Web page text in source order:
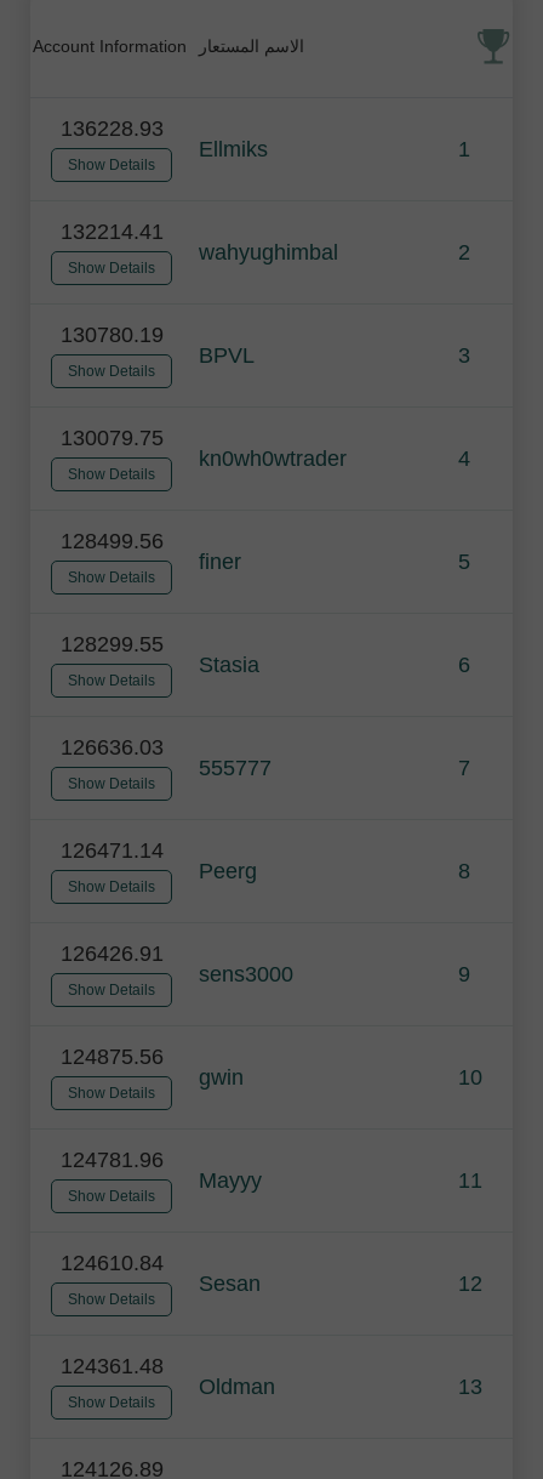
الاسم المستعار Account Information
1
Ellmiks
136228.93
Show Details
2
wahyughimbal
132214.41
Show Details
3
BPVL
130780.19
Show Details
4
kn0wh0wtrader
130079.75
Show Details
5
finer
128499.56
Show Details
6
Stasia
128299.55
Show Details
7
555777
126636.03
Show Details
8
Peerg
126471.14
Show Details
9
sens3000
126426.91
Show Details
10
gwin
124875.56
Show Details
11
Mayyy
124781.96
Show Details
12
Sesan
124610.84
Show Details
13
Oldman
124361.48
Show Details
124126.89